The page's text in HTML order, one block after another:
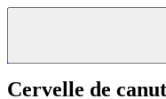
Kantine Kantine
Restauranter
KøbKøbgavekort
Cervelle de canut